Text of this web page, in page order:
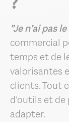
”Je n’ai pas
commercial
temps et de
valorisantes
clients. Tout
d’outils et
adapter.